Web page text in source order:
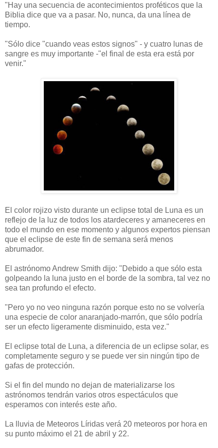
"Hay una secuencia de acontecimientos proféticos que la
Biblia dice que va a pasar. No, nunca, da una línea de
tiempo.
"Sólo dice "cuando veas estos signos" - y cuatro lunas de
sangre es muy importante -"el final de esta era está por
venir."
El color rojizo visto durante un eclipse total de Luna es un
reflejo de la luz de todos los atardeceres y amaneceres en
todo el mundo en ese momento y algunos expertos piensan
que el eclipse de este fin de semana será menos
abrumador.
El astrónomo Andrew Smith dijo: "Debido a que sólo esta
golpeando la luna justo en el borde de la sombra, tal vez no
sea tan profundo el efecto.
"Pero yo no veo ninguna razón porque esto no se volvería
una especie de color anaranjado-marrón, que sólo podría
ser un efecto ligeramente disminuido, esta vez."
El eclipse total de Luna, a diferencia de un eclipse solar, es
completamente seguro y se puede ver sin ningún tipo de
gafas de protección.
Si el fin del mundo no dejan de materializarse los
astrónomos tendrán varios otros espectáculos que
esperamos con interés este año.
La lluvia de Meteoros Líridas verá 20 meteoros por hora en
su punto máximo el 21 de abril y 22.